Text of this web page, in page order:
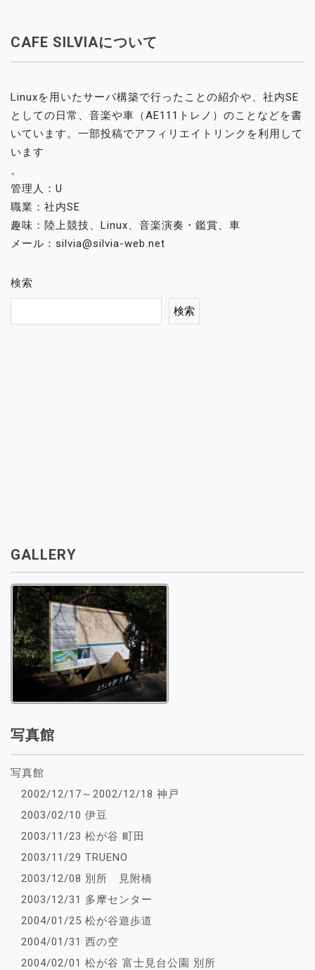
CAFE SILVIAについて
Linuxを用いたサーバ構築で行ったことの紹介や、社内SE
としての日常、音楽や車（AE111トレノ）のことなどを書
いています。一部投稿でアフィリエイトリンクを利用して
います
。
管理人：U
職業：社内SE
趣味：陸上競技、Linux、音楽演奏・鑑賞、車
メール：silvia@silvia-web.net
検索
検索
GALLERY
写真館
写真館
2002/12/17～2002/12/18 神戸
2003/02/10 伊豆
2003/11/23 松が谷 町田
2003/11/29 TRUENO
2003/12/08 別所 見附橋
2003/12/31 多摩センター
2004/01/25 松が谷遊歩道
2004/01/31 西の空
2004/02/01 松が谷 富士見台公園 別所